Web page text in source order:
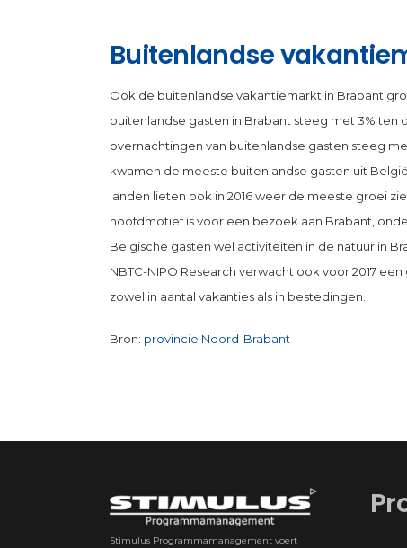
Buitenlandse
Ook de buitenlandse vakantiemarkt in Brabant
buitenlandse gasten in Brabant steeg met 3% ten
overnachtingen van buitenlandse gasten steeg
kwamen de meeste buitenlandse gasten uit
landen lieten ook in 2016 weer de meeste groei
hoofdmotief is voor een bezoek aan Brabant,
Belgische gasten wel activiteiten in de natuur in
NBTC-NIPO Research verwacht ook voor 2017
zowel in aantal vakanties als in bestedingen.
Bron: provincie Noord-Brabant
Stimulus Programmamanagement voert